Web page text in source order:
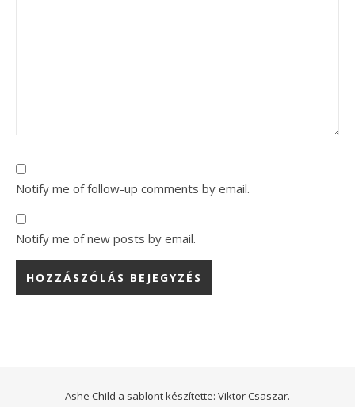
Notify me of follow-up comments by email.
Notify me of new posts by email.
Ashe Child a sablont készítette: Viktor Csaszar.